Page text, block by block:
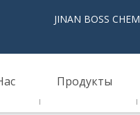
JINAN BOSS CHEM
Продукты